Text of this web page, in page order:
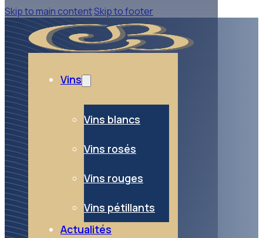
Skip to main contentSkip to footer
Vins
Vins blancs
Vins rosés
Vins rouges
Vins pétillants
Actualités